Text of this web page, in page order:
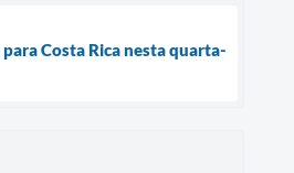
Costa Rica nesta quarta-